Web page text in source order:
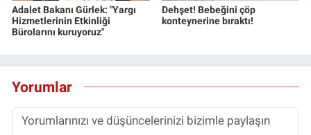
Adalet Bakanı Gürlek: "Yargı
Hizmetlerinin Etkinliği
Bürolarını kuruyoruz"
Dehşet! Bebeğini çöp
konteynerine bıraktı!
Yorumlar